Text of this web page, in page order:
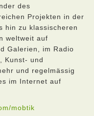
des
Projekten in der
hin zu klassischeren
weltweit auf
Galerien, im Radio
Kunst- und
und regelmässig
im Internet auf
mobtik